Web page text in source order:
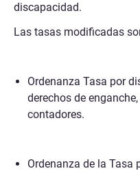
discapacidad.
Las tasas modificadas
Ordenanza Tasa por
derechos de
contadores.
Ordenanza de la Tasa